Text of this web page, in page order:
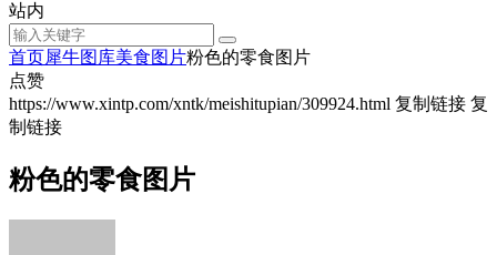
站内
首页犀牛图库美食图片粉色的零食图片
点赞
https://www.xintp.com/xntk/meishitupian/309924.html 复制链接 复
制链接
粉色的零食图片